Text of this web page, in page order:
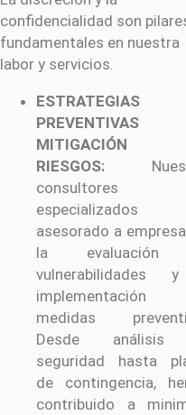
confidencialidad son
fundamentales en nuestra
labor y servicios.
ESTRATEGIAS
MITIGACIÓN
RIESGOS:
consultores
especializados
asesorado a
la evaluación
vulnerabilidades
medidas
Desde
seguridad hasta
de contingencia,
contribuido a